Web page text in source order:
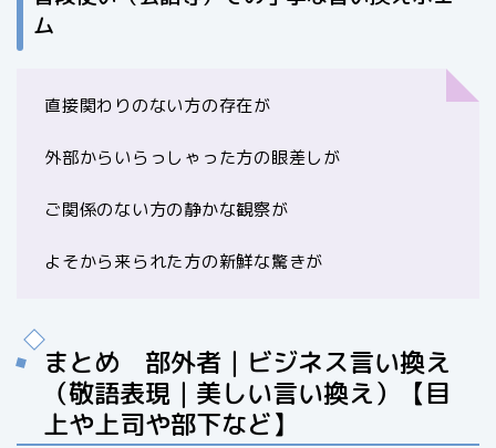
ム
直接関わりのない方の存在が
外部からいらっしゃった方の眼差しが
ご関係のない方の静かな観察が
よそから来られた方の新鮮な驚きが
まとめ 部外者｜ビジネス言い換え
（敬語表現｜美しい言い換え）【目
上や上司や部下など】